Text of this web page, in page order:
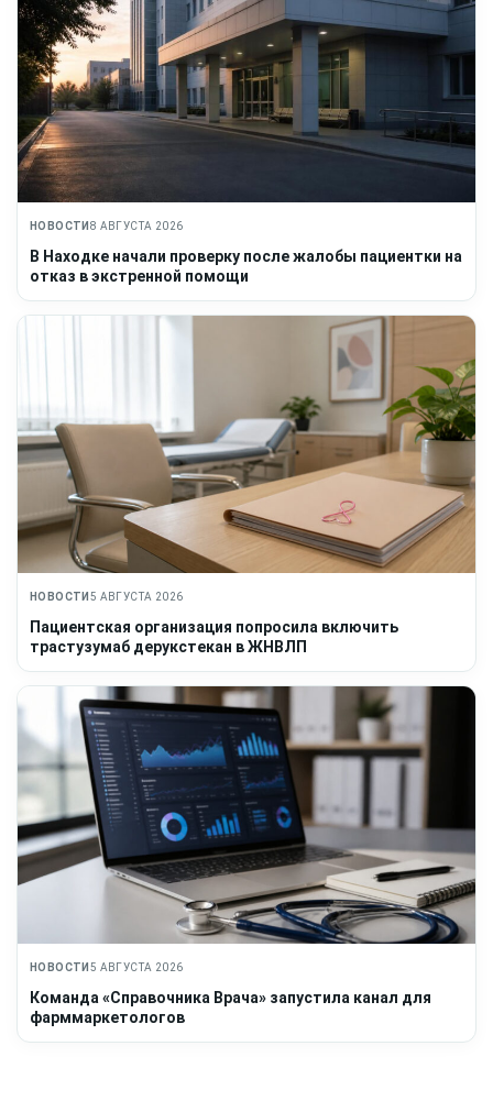
НОВОСТИ 8 АВГУСТА 2026
В Находке начали проверку после жалобы пациентки на
отказ в экстренной помощи
НОВОСТИ 5 АВГУСТА 2026
Пациентская организация попросила включить
трастузумаб дерукстекан в ЖНВЛП
НОВОСТИ 5 АВГУСТА 2026
Команда «Справочника Врача» запустила канал для
фарммаркетологов